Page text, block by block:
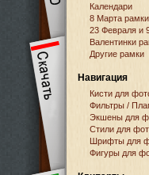
Календари
8 Марта рамки
23 Февраля и
Валентинки
Другие рамки
Навигация
Кисти для
Фильтры /
Экшены для
Стили для
Шрифты для
Фигуры для